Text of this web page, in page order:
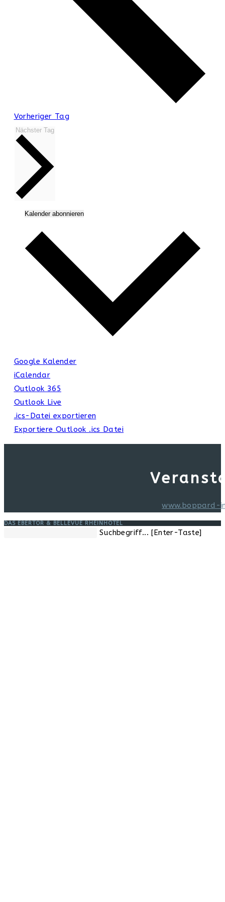
Vorheriger Tag
Nächster Tag
Kalender abonnieren
Google Kalender
iCalendar
Outlook 365
Outlook Live
.ics-Datei exportieren
Exportiere Outlook .ics Datei
www.boppard-
DAS EBERTOR & BELLEVUE RHEINHOTEL
Suchbegriff... [Enter-Taste]